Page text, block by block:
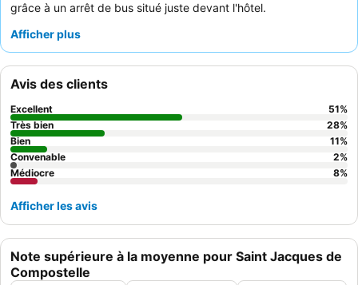
grâce à un arrêt de bus situé juste devant l'hôtel.
particulièrement utile pour les amateurs de cyclisme. Les clients
valeur exceptionnelle du
jus d'orange frais et des gâteaux faits maison. Pour un séjour
plus calme, les clients devraient demander une chambre
donnant sur l'arrière pour minimiser le bruit.
Afficher plus
Note supérieure à la moyenne pour Saint Jacques de
Compostelle
Avis des clients
Excellent 51%
Très bien
28%
Bien
11%
Convenable
2%
Médiocre
8%
Afficher les avis